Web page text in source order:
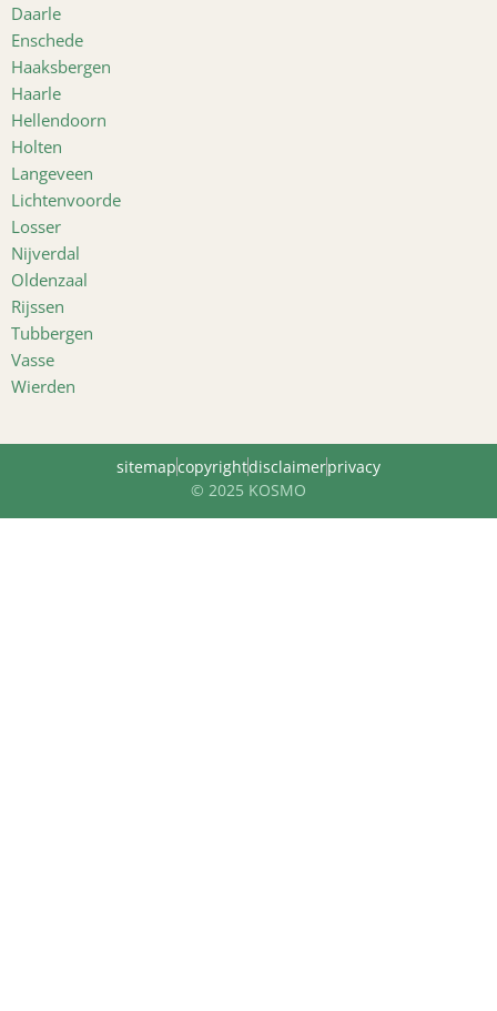
Daarle
Enschede
Haaksbergen
Haarle
Hellendoorn
Holten
Langeveen
Lichtenvoorde
Losser
Nijverdal
Oldenzaal
Rijssen
Tubbergen
Vasse
Wierden
sitemapcopyrightdisclaimerprivacy
© 2025 KOSMO